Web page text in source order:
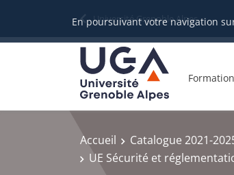
En poursuivant votre navigation
Université Grenoble Alpes
Accueil Catalogue 2021-
UE Sécurité et